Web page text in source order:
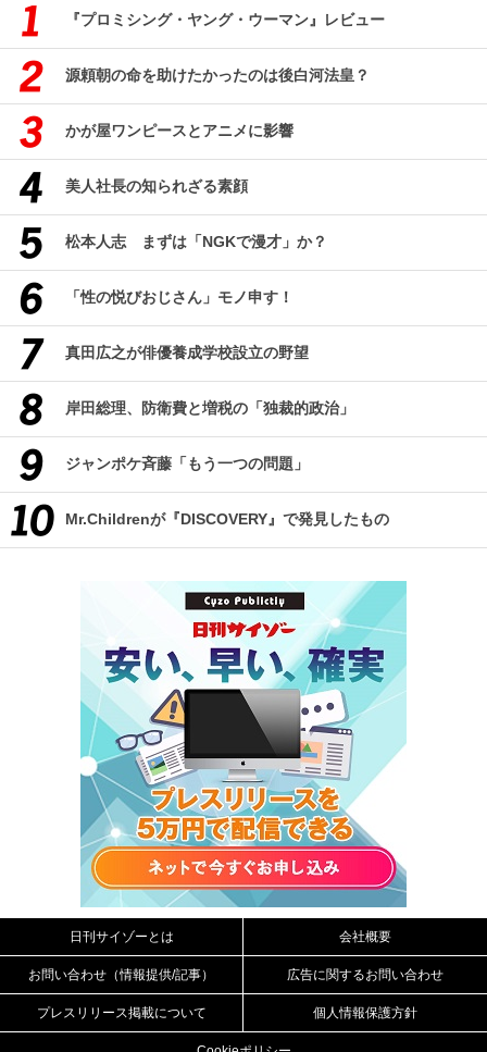
『プロミシング・ヤング・ウーマン』レビュー
源頼朝の命を助けたかったのは後白河法皇？
かが屋ワンピースとアニメに影響
美人社長の知られざる素顔
松本人志 まずは「NGKで漫才」か？
「性の悦びおじさん」モノ申す！
真田広之が俳優養成学校設立の野望
岸田総理、防衛費と増税の「独裁的政治」
ジャンポケ斉藤「もう一つの問題」
Mr.Childrenが『DISCOVERY』で発見したもの
日刊サイゾーとは 会社概要
お問い合わせ（情報提供/記事） 広告に関するお問い合わせ
プレスリリース掲載について 個人情報保護方針